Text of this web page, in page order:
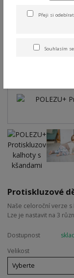
kalhoty s
Protiskluzové
Naše celoroční verze s
Lze je nastavit na 3
Dostupnost
Velikost
Přeji si
Souhlasím se